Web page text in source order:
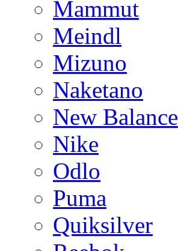
Mammut
Meindl
Mizuno
Naketano
New Balance
Nike
Odlo
Puma
Quiksilver